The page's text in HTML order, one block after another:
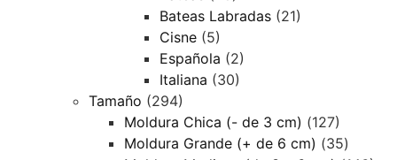
Bateas Labradas (21)
Cisne (5)
Española (2)
Italiana (30)
Tamaño (294)
Moldura Chica (- de 3 cm) (127)
Moldura Grande (+ de 6 cm) (35)